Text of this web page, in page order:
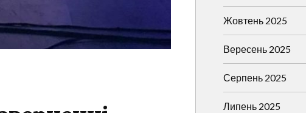
Жовтень 2025
Вересень 2025
Серпень 2025
Липень 2025